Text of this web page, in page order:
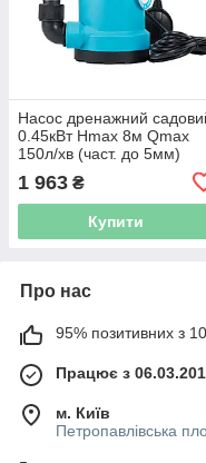
Насос дренажний
0.45кВт Hmax 8м Qmax
150л/хв (част. до 5мм)
1 963 ₴
Купити
Про нас
95% позитивних з
Працює з
м. Київ
Петропавлівська